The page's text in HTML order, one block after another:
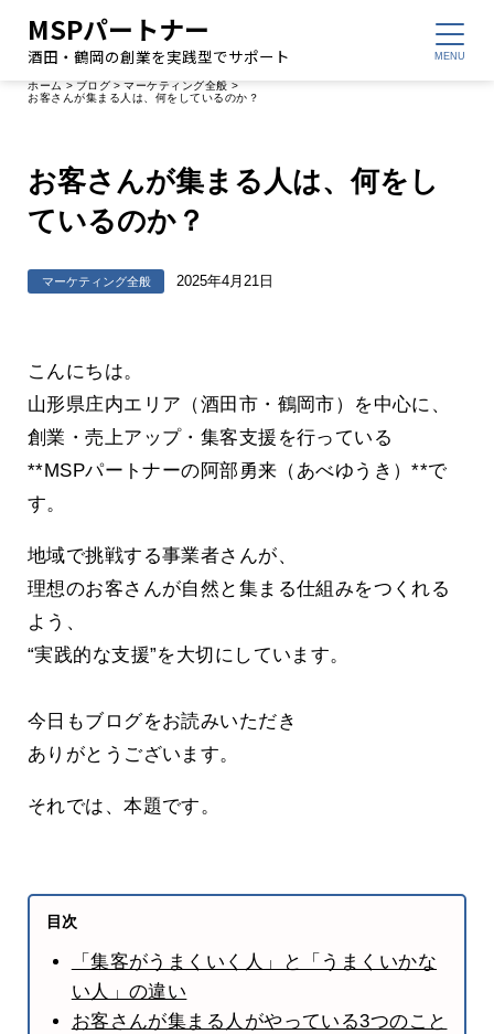
MSPパートナー
酒田・鶴岡の創業を実践型でサポート
ホーム > ブログ >マーケティング全般 >
お客さんが集まる人は、何をしているのか？
お客さんが集まる人は、何をし
ているのか？
マーケティング全般 2025年4月21日
こんにちは。
山形県庄内エリア（酒田市・鶴岡市）を中心に、
創業・売上アップ・集客支援を行っている
**MSPパートナーの阿部勇来（あべゆうき）**で
す。
地域で挑戦する事業者さんが、
理想のお客さんが自然と集まる仕組みをつくれる
よう、
“実践的な支援”を大切にしています。
今日もブログをお読みいただき
ありがとうございます。
それでは、本題です。
目次
「集客がうまくいく人」と「うまくいかな
い人」の違い
お客さんが集まる人がやっている3つのこと